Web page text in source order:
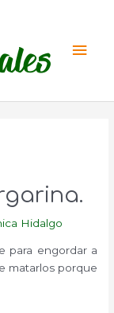
Hidalgo
para engordar a
matarlos porque